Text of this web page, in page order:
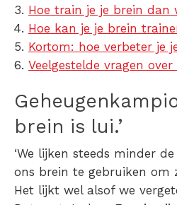
Hoe train je je brein dan
Hoe kan je je brein
Kortom: hoe verbeter je
Veelgestelde vragen
brein is lui.’
‘We lijken steeds minder
ons brein te gebruiken om
Het lijkt wel alsof we